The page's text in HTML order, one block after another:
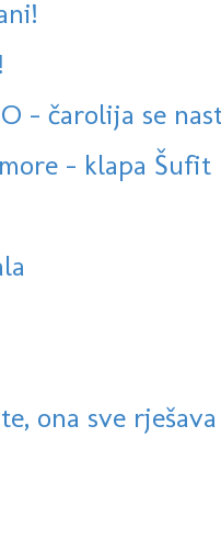
- čarolija se
- klapa Šufit
ona sve rješava